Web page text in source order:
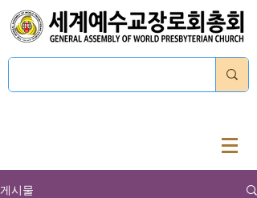
게시물